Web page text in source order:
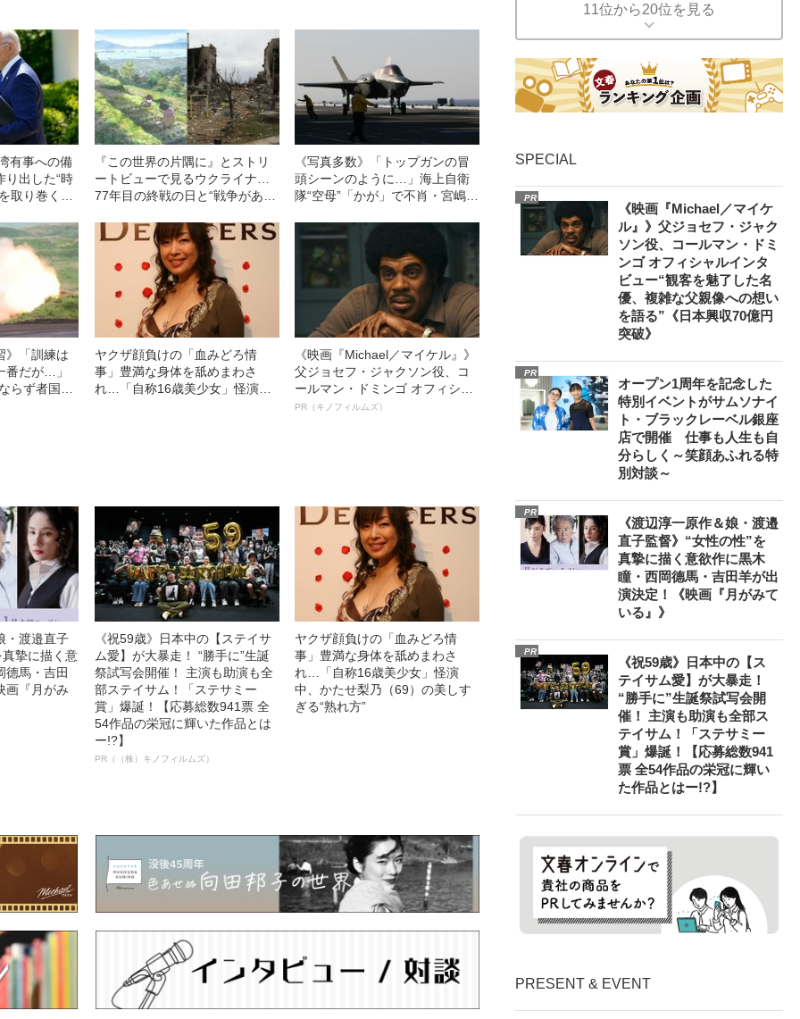
有事への備
り出した“時
取り巻く
『この世界の片隅に』とストリ
ートビューで見るウクライナ…
77年目の終戦の日と“戦争がある
《写真多数》「トップガンの冒
頭シーンのように…」海上自衛
隊“空母”「かが」で不肖・宮嶋が
日の丸を輝かせたF-35も発艦で
きるはず」
》「訓練は
番だが…」
らず者国
ヤクザ顔負けの「血みどろ情
事」豊満な身体を舐めまわさ
れ…「自称16歳美少女」怪演
《映画『Michael／マイケル』》
父ジョセフ・ジャクソン役、コ
ールマン・ドミンゴ オフィシャ
ルインタビュー“観客を魅了した
PR（キノフィルムズ）
・渡邉直子
真摯に描く意
德馬・吉田
画『月がみ
《祝59歳》日本中の【ステイサ
ム愛】が大暴走！ “勝手に”生誕
祭試写会開催！ 主演も助演も全
部ステイサム！「ステサミー
賞」爆誕！【応募総数941票 全
54作品の栄冠に輝いた作品とは
ー!?】
PR（（株）キノフィルムズ）
ヤクザ顔負けの「血みどろ情
事」豊満な身体を舐めまわさ
れ…「自称16歳美少女」怪演
中、かたせ梨乃（69）の美しす
ぎる“熟れ方”
11位から20位を見る
SPECIAL
PR
《映画『Michael／マイケ
ル』》父ジョセフ・ジャク
ソン役、コールマン・ドミ
ンゴ オフィシャルインタ
ビュー“観客を魅了した名
優、複雑な父親像への想い
を語る”《日本興収70億円
突破》
PR
オープン1周年を記念した
特別イベントがサムソナイ
ト・ブラックレーベル銀座
店で開催 仕事も人生も自
分らしく～笑顔あふれる特
別対談～
PR
《渡辺淳一原作＆娘・渡邉
直子監督》“女性の性”を
真摯に描く意欲作に黒木
瞳・西岡德馬・吉田羊が出
演決定！《映画『月がみて
いる』》
PR
《祝59歳》日本中の【ス
テイサム愛】が大暴走！
“勝手に”生誕祭試写会開
催！ 主演も助演も全部ス
テイサム！「ステサミー
賞」爆誕！【応募総数941
票 全54作品の栄冠に輝い
た作品とはー!?】
PRESENT & EVENT